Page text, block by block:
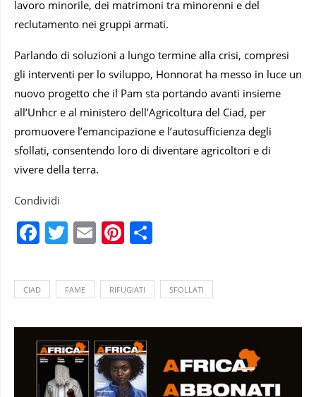
lavoro minorile, dei matrimoni tra minorenni e del
reclutamento nei gruppi armati.
Parlando di soluzioni a lungo termine alla crisi, compresi
gli interventi per lo sviluppo, Honnorat ha messo in luce un
nuovo progetto che il Pam sta portando avanti insieme
all’Unhcr e al ministero dell’Agricoltura del Ciad, per
promuovere l’emancipazione e l’autosufficienza degli
sfollati, consentendo loro di diventare agricoltori e di
vivere della terra.
Condividi
Facebook
Twitter
EmailPinterest
CIAD FAME RIFUGIATI SFOLLATI